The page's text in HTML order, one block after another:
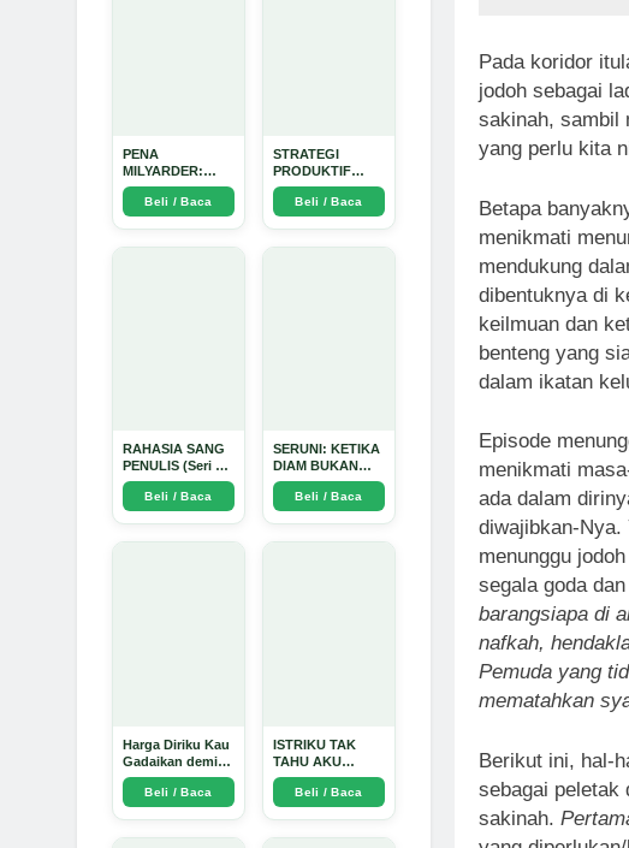
PENA
MILYARDER:
Kisah, Rahasia
Sukses, dan
Panduan Menjadi
Beli / Baca
STRATEGI
PRODUKTIF
MENULIS
UPDATE - Arda
Dinata
Beli / Baca
RAHASIA SANG
PENULIS (Seri 1)
- Arda Dinata
Beli / Baca
SERUNI: KETIKA
DIAM BUKAN
LAGI PILIHAN -
Arda Dinata
Beli / Baca
Harga Diriku Kau
Gadaikan demi
Perempuan Itu -
Arda Dinata
Beli / Baca
ISTRIKU TAK
TAHU AKU
PENGUSAHA
EMAS - Arda
Dinata
Beli / Baca
Pada koridor
jodoh sebagai
sakinah, sambil
yang perlu kita
Betapa
menikmati
mendukung
dibentuknya di
keilmuan dan
benteng yang
dalam ikatan
Episode
menikmati
ada dalam
diwajibkan-Nya.
menunggu
segala goda
barangsiapa di
nafkah,
Pemuda yang
mematahkan
Berikut ini, hal-
sebagai peletak
sakinah.